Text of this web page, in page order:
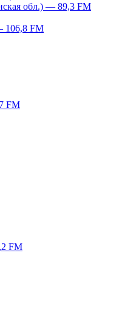
обл.) — 89,3 FM
106,8 FM
FM
FM